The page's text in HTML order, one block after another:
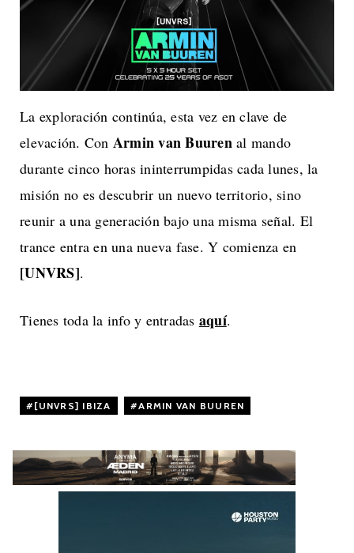
La exploración continúa, esta vez en clave de
elevación. Con Armin van Buuren al mando
durante cinco horas ininterrumpidas cada lunes, la
misión no es descubrir un nuevo territorio, sino
reunir a una generación bajo una misma señal. El
trance entra en una nueva fase. Y comienza en
[UNVRS].
Tienes toda la info y entradas aquí.
[UNVRS] IBIZA ARMIN VAN BUUREN